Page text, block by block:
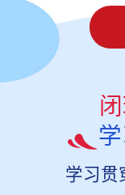
学习贯